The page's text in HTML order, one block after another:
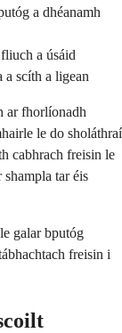
a dhéanamh
a úsáid
a scíth a ligean
ar fhorlíonadh
le do sholáthraí
cabhrach freisin le
tar éis
galar bputóg
freisin i